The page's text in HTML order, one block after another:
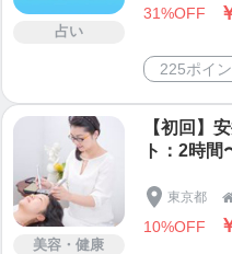
占い
31%OFF
225ポイ
美容・健康
【初回】
ト：2時間
東京都
10%OFF